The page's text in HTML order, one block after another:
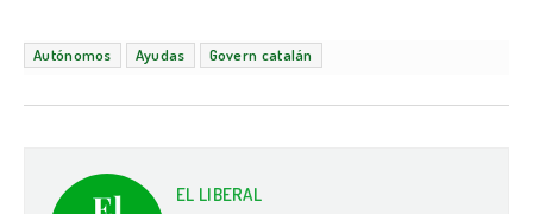
Autónomos Ayudas Govern catalán
EL LIBERAL